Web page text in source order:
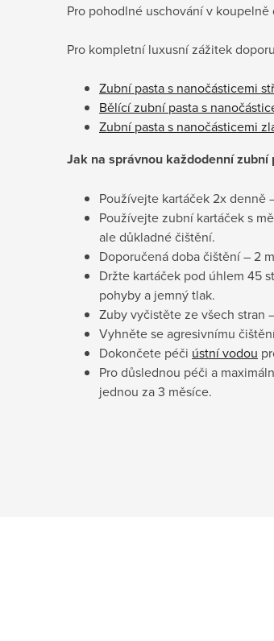
Pro pohodlné uschování v
Pro kompletní luxusní zážitek
Zubní pasta s nanočásticemi
Bělící zubní pasta s
Zubní pasta s nanočásticemi
Jak na správnou každodenní zubní
Používejte kartáček 2x denně
Používejte zubní kartáček s
ale důkladné čištění.
Doporučená doba čištění – 2
Držte kartáček pod úhlem 45
pohyby a jemný tlak.
Zuby vyčistěte ze všech stran
Vyhněte se agresivnímu
Dokončete péči ústní vodou
Pro důslednou péči a
jednou za 3 měsíce.